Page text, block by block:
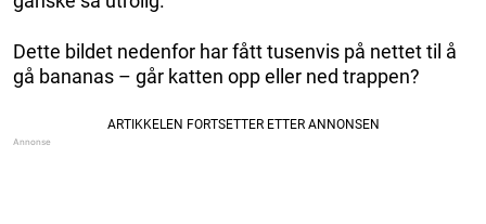
Dette bildet nedenfor har fått tusenvis på nettet til å
gå bananas – går katten opp eller ned trappen?